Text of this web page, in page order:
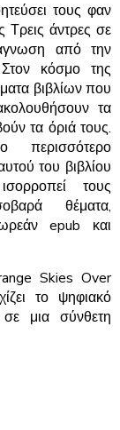
τους φαν
Τρεις άντρες σε
από την
Στον κόσμο της
βιβλίων που
τα
τα όριά τους.
περισσότερο
του βιβλίου
τους
θέματα,
epub και
Skies Over
το ψηφιακό
μια σύνθετη